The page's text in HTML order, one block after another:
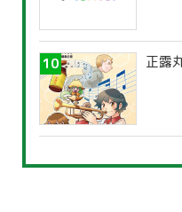
正露